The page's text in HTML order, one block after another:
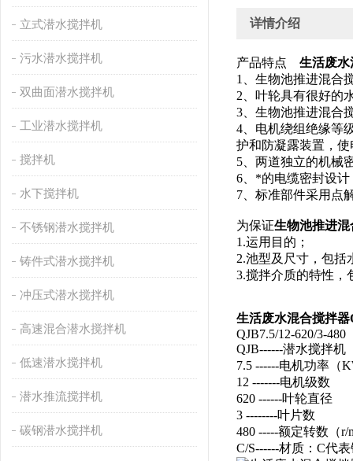
立式潜水搅拌机
污水潜水搅拌机
双曲面潜水搅拌机
工业潜水搅拌机
搅拌机
水下搅拌机
不锈钢潜水搅拌机
铸件式潜水搅拌机
冲压式潜水搅拌机
高速混合潜水搅拌机
低速潜水搅拌机
潜水推流搅拌机
碳钢潜水搅拌机
详情介绍
产品特点 生活废水
1、生物池推进混合
2、叶轮具有很好的
3、生物池推进混合
4、电机绕组绝缘等
护和防凝露装置，
5、两道独立的机械
6、*的电缆密封设
7、标准部件采用点
为保证生物池推进混
1.运用目的；
2.池型及尺寸，包括
3.搅拌介质的特性，
生活废水混合搅拌器
QJB7.5/12-620/3-480
QJB------潜水搅拌机
7.5 ------电机功率（
12 -------电机级数
620 ------叶轮直径
3 --------叶片数
480 -----额定转数（r/
C/S------材质：C代